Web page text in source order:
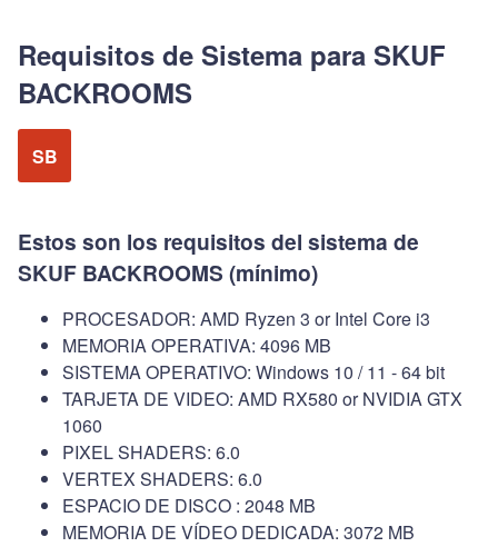
Requisitos de Sistema para SKUF
BACKROOMS
SB
Estos son los requisitos del sistema de
SKUF BACKROOMS (mínimo)
PROCESADOR: AMD Ryzen 3 or Intel Core i3
MEMORIA OPERATIVA: 4096 MB
SISTEMA OPERATIVO: Windows 10 / 11 - 64 bit
TARJETA DE VIDEO: AMD RX580 or NVIDIA GTX
1060
PIXEL SHADERS: 6.0
VERTEX SHADERS: 6.0
ESPACIO DE DISCO : 2048 MB
MEMORIA DE VÍDEO DEDICADA: 3072 MB